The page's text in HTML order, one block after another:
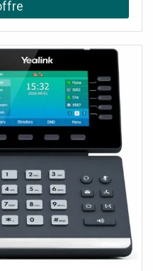
USB-C Sécurité 3 niveaux
Durable : matériaux